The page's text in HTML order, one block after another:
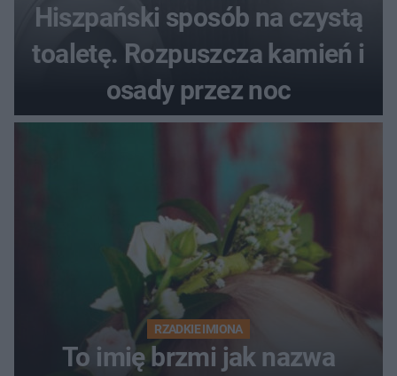
Hiszpański sposób na czystą
toaletę. Rozpuszcza kamień i
osady przez noc
RZADKIE IMIONA
To imię brzmi jak nazwa